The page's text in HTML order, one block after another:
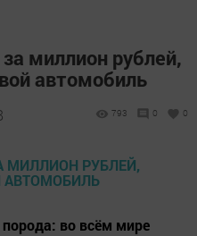
миллион рублей,
автомобиль
793 0 0
во всём мире